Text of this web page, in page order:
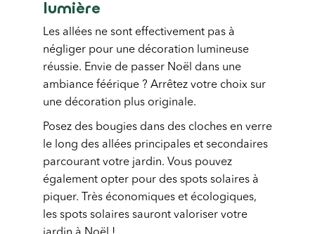
lumière
Les allées ne sont effectivement pas à
négliger pour une décoration lumineuse
réussie. Envie de passer Noël dans une
ambiance féérique ? Arrêtez votre choix sur
une décoration plus originale.
Posez des bougies dans des cloches en verre
le long des allées principales et secondaires
parcourant votre jardin. Vous pouvez
également opter pour des spots solaires à
piquer. Très économiques et écologiques,
les spots solaires sauront valoriser votre